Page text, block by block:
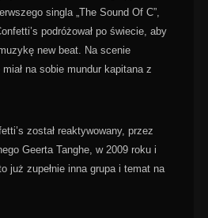
singla „The Sound Of C”,
podróżował po świecie, aby
new beat. Na scenie
na sobie mundur kapitana z
został reaktywowany, przez
Geerta Tanghe, w 2009 roku i
już zupełnie inna grupa i temat na